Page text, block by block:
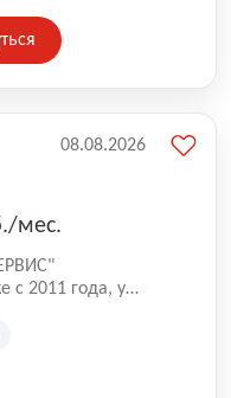
мес.
с 2011 года, у
На
Мы
08.08.2026